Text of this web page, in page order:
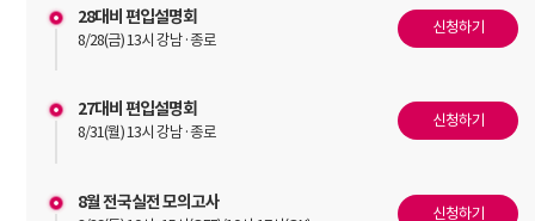
28대비 편입설명회
8/28(금) 13시 강남·종로
신청하기
27대비 편입설명회
8/31(월) 13시 강남·종로
신청하기
8월 전국실전 모의고사
신청하기